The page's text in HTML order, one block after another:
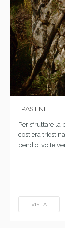
I PASTINI
Per sfruttare la
costiera
pendici volte
VISITA